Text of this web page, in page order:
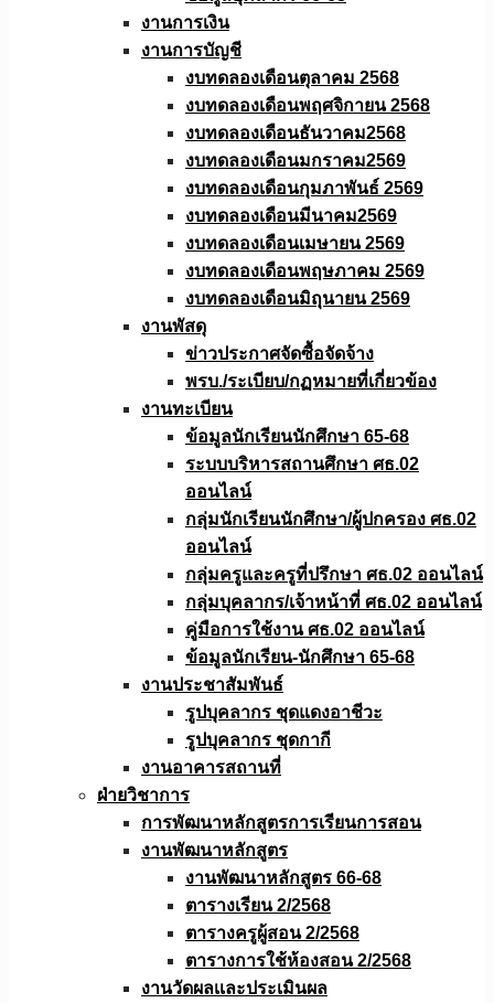
งานการเงิน
งานการบัญชี
งบทดลองเดือนตุลาคม 2568
งบทดลองเดือนพฤศจิกายน 2568
งบทดลองเดือนธันวาคม2568
งบทดลองเดือนมกราคม2569
งบทดลองเดือนกุมภาพันธ์ 2569
งบทดลองเดือนมีนาคม2569
งบทดลองเดือนเมษายน 2569
งบทดลองเดือนพฤษภาคม 2569
งบทดลองเดือนมิถุนายน 2569
งานพัสดุ
ข่าวประกาศจัดซื้อจัดจ้าง
พรบ./ระเบียบ/กฏหมายที่เกี่ยวข้อง
งานทะเบียน
ข้อมูลนักเรียนนักศึกษา 65-68
ระบบบริหารสถานศึกษา ศธ.02
ออนไลน์
กลุ่มนักเรียนนักศึกษา/ผู้ปกครอง ศธ.02
ออนไลน์
กลุ่มครูและครูที่ปรึกษา ศธ.02 ออนไลน์
กลุ่มบุคลากร/เจ้าหน้าที่ ศธ.02 ออนไลน์
คู่มือการใช้งาน ศธ.02 ออนไลน์
ข้อมูลนักเรียน-นักศึกษา 65-68
งานประชาสัมพันธ์
รูปบุคลากร ชุดแดงอาชีวะ
รูปบุคลากร ชุดกากี
งานอาคารสถานที่
ฝ่ายวิชาการ
การพัฒนาหลักสูตรการเรียนการสอน
งานพัฒนาหลักสูตร
งานพัฒนาหลักสูตร 66-68
ตารางเรียน 2/2568
ตารางครูผู้สอน 2/2568
ตารางการใช้ห้องสอน 2/2568
งานวัดผลเเละประเมินผล